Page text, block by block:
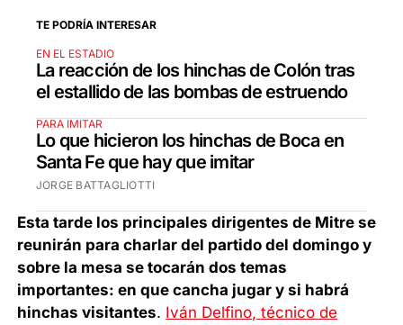
TE PODRÍA INTERESAR
EN EL ESTADIO
La reacción de los hinchas de Colón tras
el estallido de las bombas de estruendo
PARA IMITAR
Lo que hicieron los hinchas de Boca en
Santa Fe que hay que imitar
JORGE BATTAGLIOTTI
Esta tarde los principales dirigentes de Mitre se
reunirán para charlar del partido del domingo y
sobre la mesa se tocarán dos temas
importantes: en que cancha jugar y si habrá
hinchas visitantes. Iván Delfino, técnico de